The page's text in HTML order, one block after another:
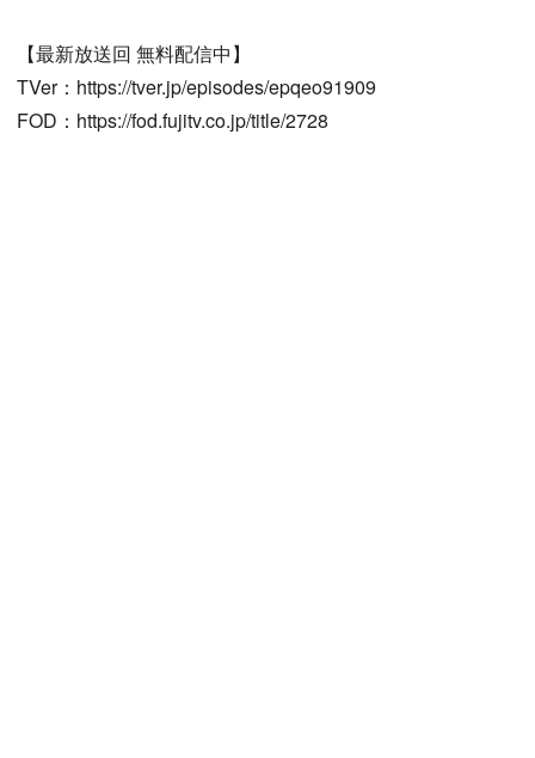
【最新放送回 無料配信中】
TVer：https://tver.jp/episodes/epqeo91909
FOD：https://fod.fujitv.co.jp/title/2728